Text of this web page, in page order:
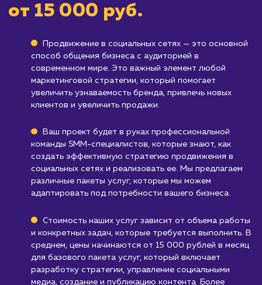
активна в социальных сетях
часть вашей целевой аудитории не
социальные сети, вложения в продвижение
этих платформах могут быть
Компаниям, которые не готовы
обновлять контент : Эффективное
постоянного создания и обновления
что может быть ресурсоемким.
Узнать почему
Стоимость